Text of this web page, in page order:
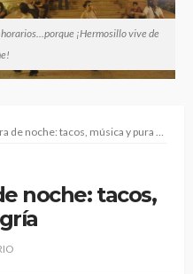
¡Hermosillo vive de
noche: tacos, música y pura alegría
noche: tacos,